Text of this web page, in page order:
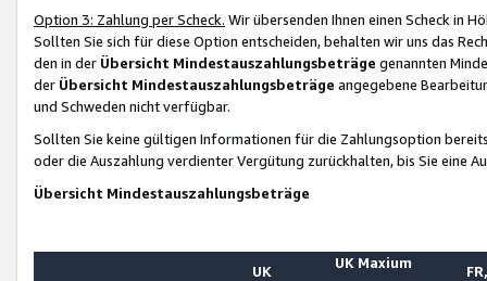
Option 3: Zahlung per Scheck. Wir übersenden Ihnen einen Scheck in
Sollten Sie sich für diese Option entscheiden, behalten wir uns das
den in der Übersicht Mindestauszahlungsbeträge genannten
der Übersicht Mindestauszahlungsbeträge angegebene
und Schweden nicht verfügbar.
Sollten Sie keine gültigen Informationen für die Zahlungsoption
oder die Auszahlung verdienter Vergütung zurückhalten, bis Sie
Übersicht Mindestauszahlungsbeträge
UK
UK Maxium